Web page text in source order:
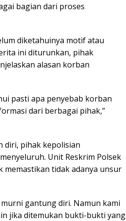
bagian dari proses
diketahuinya motif atau
ini diturunkan, pihak
alasan korban
pasti apa penyebab korban
dari berbagai pihak,”
diri, pihak kepolisian
Unit Reskrim Polsek
memastikan tidak adanya unsur
gantung diri. Namun kami
jika ditemukan bukti-bukti yang